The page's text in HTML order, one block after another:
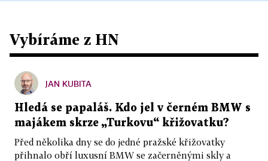
Vybíráme z HN
JAN KUBITA
Hledá se papaláš. Kdo jel v černém BMW s
majákem skrze „Turkovu“ křižovatku?
Před několika dny se do jedné pražské křižovatky
přihnalo obří luxusní BMW se začerněnými skly a